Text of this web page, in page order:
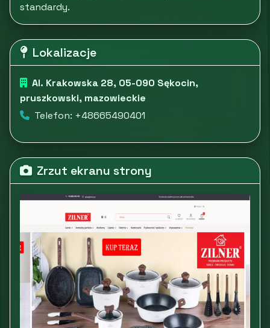
standardy.
Lokalizacje
Al. Krakowska 28, 05-090 Sękocin,
pruszkowski, mazowieckie
Telefon: +48665490401
Zrzut ekranu strony